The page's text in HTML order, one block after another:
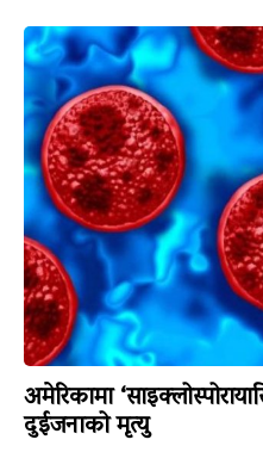
अमेरिकामा
दुईजनाको मृत्यु